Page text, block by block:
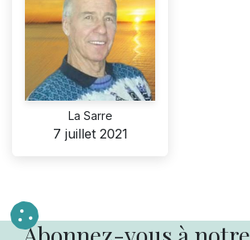
La Sarre
7 juillet 2021